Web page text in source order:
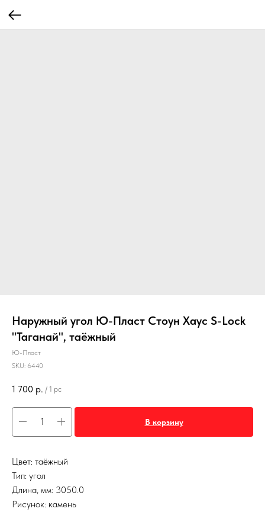
Наружный угол Ю-Пласт Стоун Хаус S-Lock
"Таганай", таёжный
Ю-Пласт
SKU: 6440
1 700 р. / 1 pc
В корзину
Цвет: таёжный
Тип: угол
Длина, мм: 3050.0
Рисунок: камень